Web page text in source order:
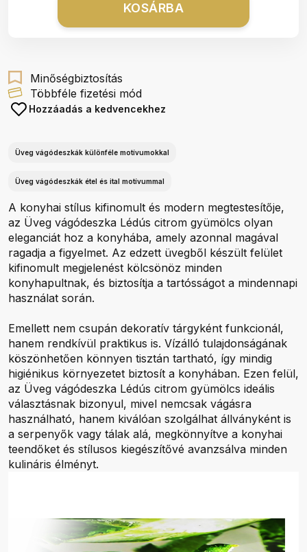
KOSÁRBA
Minőségbiztosítás
Többféle fizetési mód
Hozzáadás a kedvencekhez
Üveg vágódeszkák különféle motívumokkal
Üveg vágódeszkák étel és ital motívummal
A konyhai stílus kifinomult és modern megtestesítője,
az Üveg vágódeszka Lédús citrom gyümölcs olyan
eleganciát hoz a konyhába, amely azonnal magával
ragadja a figyelmet. Az edzett üvegből készült felület
kifinomult megjelenést kölcsönöz minden
konyhapultnak, és biztosítja a tartósságot a mindennapi
használat során.
Emellett nem csupán dekoratív tárgyként funkcionál,
hanem rendkívül praktikus is. Vízálló tulajdonságának
köszönhetően könnyen tisztán tartható, így mindig
higiénikus környezetet biztosít a konyhában. Ezen felül,
az Üveg vágódeszka Lédús citrom gyümölcs ideális
választásnak bizonyul, mivel nemcsak vágásra
használható, hanem kiválóan szolgálhat állványként is
a serpenyők vagy tálak alá, megkönnyítve a konyhai
teendőket és stílusos kiegészítővé avanzsálva minden
kulináris élményt.